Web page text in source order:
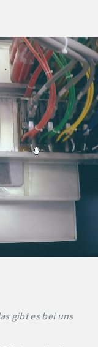
gibt es bei uns